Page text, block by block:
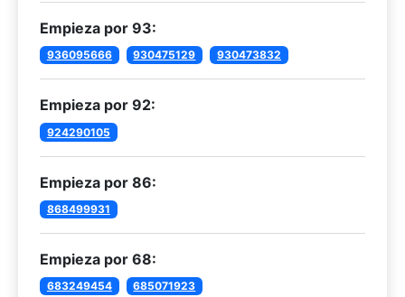
Empieza por 93:
936095666 930475129 930473832
Empieza por 92:
924290105
Empieza por 86:
868499931
Empieza por 68:
683249454 685071923